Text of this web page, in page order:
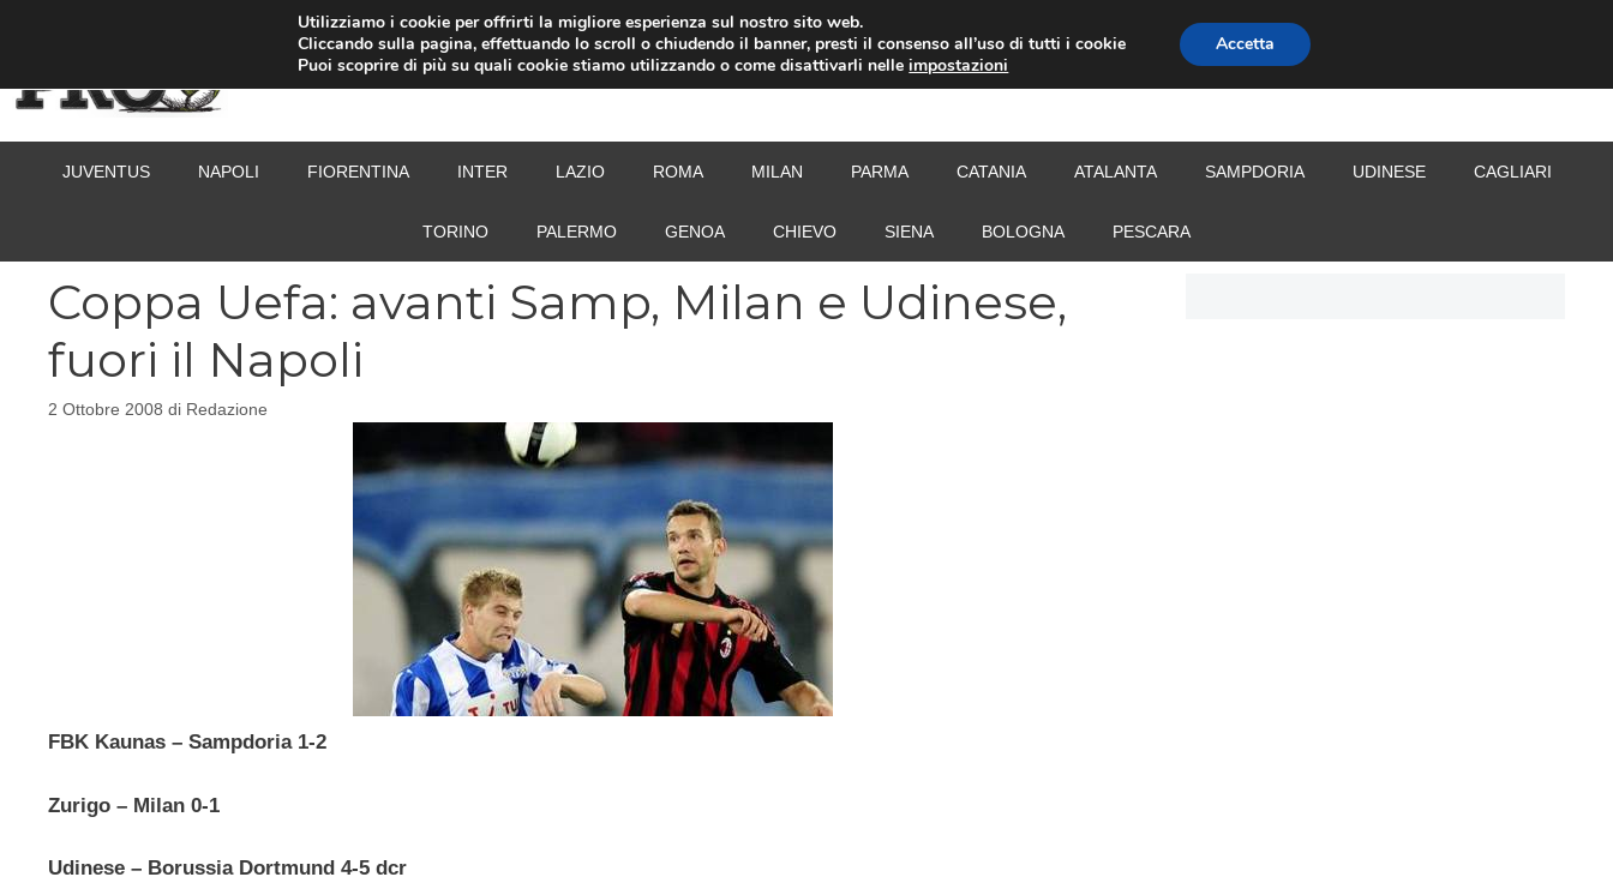
CALCIOMERCATO
JUVENTUS NAPOLI FIORENTINA INTER LAZIO ROMA MILAN PARMA CATANIA ATALANTA SAMPDORIA UDINESE CAGLIARI
TORINO PALERMO GENOA CHIEVO SIENA BOLOGNA PESCARA
Coppa Uefa: avanti Samp, Milan e Udinese,
fuori il Napoli
2 Ottobre 2008 di Redazione
FBK Kaunas – Sampdoria 1-2
Zurigo – Milan 0-1
Udinese – Borussia Dortmund 4-5 dcr
Utilizziamo i cookie per offrirti la migliore esperienza sul nostro sito web.
Cliccando sulla pagina, effettuando lo scroll o chiudendo il banner, presti il consenso all’uso di tutti i cookie
Puoi scoprire di più su quali cookie stiamo utilizzando o come disattivarli nelleimpostazioni
Accetta